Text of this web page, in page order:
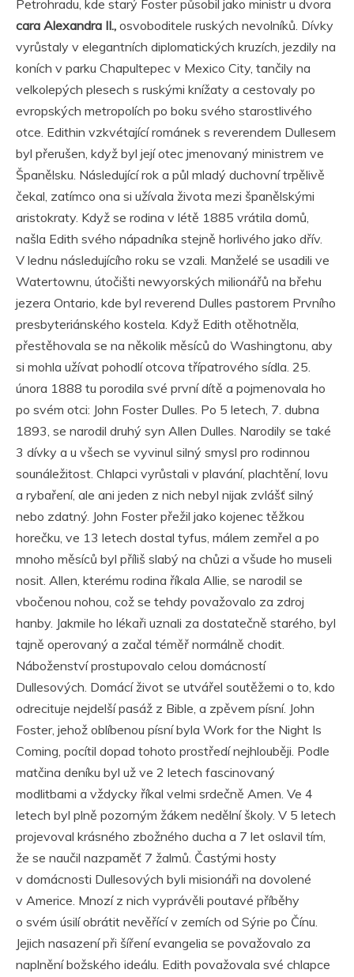
Petrohradu, kde starý Foster působil jako ministr u dvora
cara Alexandra II., osvoboditele ruských nevolníků. Dívky
vyrůstaly v elegantních diplomatických kruzích, jezdily na
koních v parku Chapultepec v Mexico City, tančily na
velkolepých plesech s ruskými knížaty a cestovaly po
evropských metropolích po boku svého starostlivého
otce. Edithin vzkvétající románek s reverendem Dullesem
byl přerušen, když byl její otec jmenovaný ministrem ve
Španělsku. Následující rok a půl mladý duchovní trpělivě
čekal, zatímco ona si užívala života mezi španělskými
aristokraty. Když se rodina v létě 1885 vrátila domů,
našla Edith svého nápadníka stejně horlivého jako dřív.
V lednu následujícího roku se vzali. Manželé se usadili ve
Watertownu, útočišti newyorských milionářů na břehu
jezera Ontario, kde byl reverend Dulles pastorem Prvního
presbyteriánského kostela. Když Edith otěhotněla,
přestěhovala se na několik měsíců do Washingtonu, aby
si mohla užívat pohodlí otcova třípatrového sídla. 25.
února 1888 tu porodila své první dítě a pojmenovala ho
po svém otci: John Foster Dulles. Po 5 letech, 7. dubna
1893, se narodil druhý syn Allen Dulles. Narodily se také
3 dívky a u všech se vyvinul silný smysl pro rodinnou
sounáležitost. Chlapci vyrůstali v plavání, plachtění, lovu
a rybaření, ale ani jeden z nich nebyl nijak zvlášť silný
nebo zdatný. John Foster přežil jako kojenec těžkou
horečku, ve 13 letech dostal tyfus, málem zemřel a po
mnoho měsíců byl příliš slabý na chůzi a všude ho museli
nosit. Allen, kterému rodina říkala Allie, se narodil se
vbočenou nohou, což se tehdy považovalo za zdroj
hanby. Jakmile ho lékaři uznali za dostatečně starého, byl
tajně operovaný a začal téměř normálně chodit.
Náboženství prostupovalo celou domácností
Dullesových. Domácí život se utvářel soutěžemi o to, kdo
odrecituje nejdelší pasáž z Bible, a zpěvem písní. John
Foster, jehož oblíbenou písní byla Work for the Night Is
Coming, pocítil dopad tohoto prostředí nejhlouběji. Podle
matčina deníku byl už ve 2 letech fascinovaný
modlitbami a vždycky říkal velmi srdečně Amen. Ve 4
letech byl plně pozorným žákem nedělní školy. V 5 letech
projevoval krásného zbožného ducha a 7 let oslavil tím,
že se naučil nazpaměť 7 žalmů. Častými hosty
v domácnosti Dullesových byli misionáři na dovolené
v Americe. Mnozí z nich vyprávěli poutavé příběhy
o svém úsilí obrátit nevěřící v zemích od Sýrie po Čínu.
Jejich nasazení při šíření evangelia se považovalo za
naplnění božského ideálu. Edith považovala své chlapce